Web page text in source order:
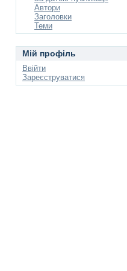
Автори
Заголовки
Теми
Мій профіль
Ввійти
Зареєструватися